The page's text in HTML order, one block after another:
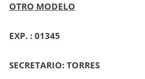
OTRO MODELO
EXP. : 01345
SECRETARIO: TORRES